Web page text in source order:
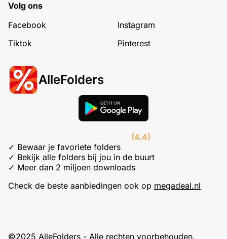
Volg ons
Facebook
Instagram
Tiktok
Pinterest
AlleFolders
(4.4)
✓ Bewaar je favoriete folders
✓ Bekijk alle folders bij jou in de buurt
✓ Meer dan 2 miljoen downloads
Check de beste aanbiedingen ook op megadeal.nl
©2025 AlleFolders - Alle rechten voorbehouden.